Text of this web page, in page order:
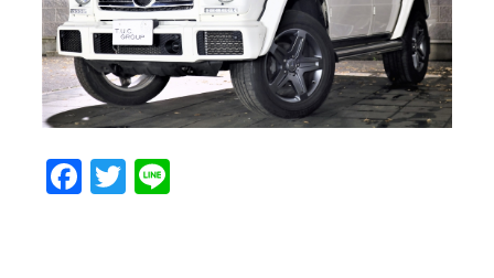
ホーム T.U.C.GROUP
Facebook
Twitter